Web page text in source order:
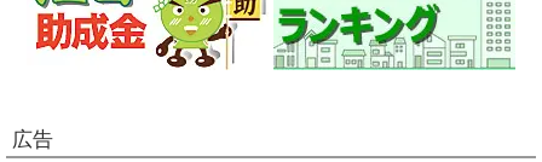
広告